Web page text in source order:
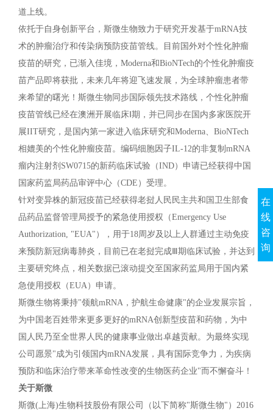
道上线。
依托于自身创新平台，斯微生物致力于研究开发基于mRNA技
术的肿瘤治疗和传染病预防疫苗管线。目前国外对个性化肿瘤
疫苗的研究，已渐入佳境，Moderna和BioNTech的个性化肿瘤疫
苗产品即将获批，未来几年将迎飞速发展，为全球肿瘤患者带
来希望的曙光！斯微生物同步国际领先技术路线，个性化肿瘤
疫苗管线已经在澳洲开展临床Ⅰ期，并已同步在国内多家医院开
展IIT研究，是国内第一家进入临床研究和Moderna、BioNTech
相媲美的个性化肿瘤疫苗。编码细胞因子IL-12的非复制mRNA
瘤内注射剂SW0715的新药临床试验（IND）申请已经获得中国
国家药监局药品审评中心（CDE）受理。
针对变异株的新冠疫苗已经获得老挝人民民主共和国卫生部食
品药品监督管理局授予的紧急使用授权（Emergency Use
Authorization, "EUA"），用于18周岁及以上人群通过主动免疫
来预防新冠病毒肺炎，目前已在老挝完成Ⅲ期临床试验，并达到
主要研究终点，相关数据已滚动提交至国家药监局用于国内紧
急使用授权（EUA）申请。
斯微生物将秉持"领航mRNA，护航生命健康"的企业发展宗旨，
为中国老百姓带来更多更好的mRNA创新型疫苗和药物，为中
国人民乃至全世界人民的健康事业做出卓越贡献。为最终实现
公司愿景"成为引领国内mRNA发展，具有国际竞争力，为疾病
预防和临床治疗带来革命性改变的生物医药企业"而不懈奋斗！
关于斯微
斯微(上海)生物科技股份有限公司（以下简称"斯微生物"）2016
在
线
咨
询